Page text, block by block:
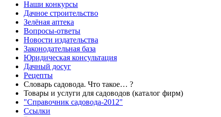
Наши конкурсы
Дачное строительство
Зелёная аптека
Вопросы-ответы
Новости издательства
Законодательная база
Юридическая консультация
Дачный досуг
Рецепты
Словарь садовода. Что такое… ?
Товары и услуги для садоводов (каталог фирм)
"Справочник садовода-2012"
Ссылки